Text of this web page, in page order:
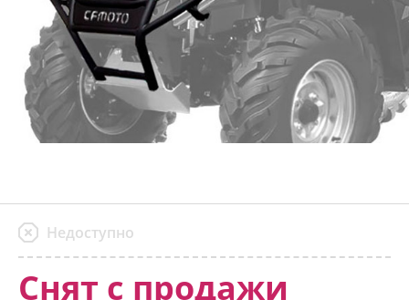
Недоступно
Снят с продажи